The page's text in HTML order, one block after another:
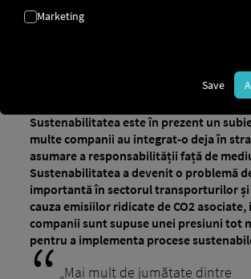
Nachhaltigkeit in der Logistik:
Sustenabilitatea este în prezent un
multe companii au integrat-o deja în
asumare a responsabilității față de
Sustenabilitatea a devenit o problemă
importantă în sectorul transporturilor
cauza emisiilor ridicate de CO2 asociate,
companii sunt supuse unei presiuni tot
pentru a implementa procese
„Mai mult de jumătate dintre
Marketing
Save